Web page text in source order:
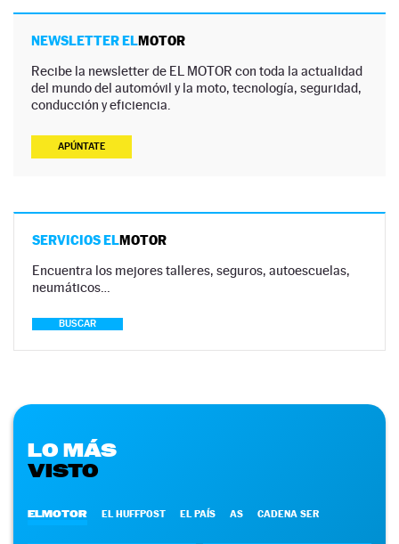
NEWSLETTER ELMOTOR
Recibe la newsletter de EL MOTOR con toda la actualidad
del mundo del automóvil y la moto, tecnología, seguridad,
conducción y eficiencia.
APÚNTATE
SERVICIOS ELMOTOR
Encuentra los mejores talleres, seguros, autoescuelas,
neumáticos…
BUSCAR
LO MÁS
VISTO
ELMOTOR EL HUFFPOST EL PAÍS AS CADENA SER